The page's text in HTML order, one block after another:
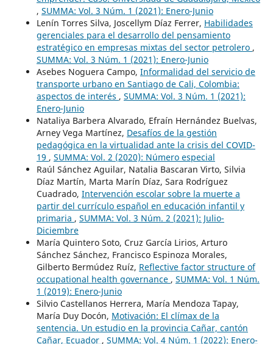
, SUMMA: Vol. 3 Núm. 1 (2021): Enero-Junio
Lenín Torres Silva, Joscellym Díaz Ferrer, Habilidades
gerenciales para el desarrollo del pensamiento
estratégico en empresas mixtas del sector petrolero ,
SUMMA: Vol. 3 Núm. 1 (2021): Enero-Junio
Asebes Noguera Campo, Informalidad del servicio de
transporte urbano en Santiago de Cali, Colombia:
aspectos de interés , SUMMA: Vol. 3 Núm. 1 (2021):
Enero-Junio
Nataliya Barbera Alvarado, Efraín Hernández Buelvas,
Arney Vega Martínez, Desafíos de la gestión
pedagógica en la virtualidad ante la crisis del COVID-
19 , SUMMA: Vol. 2 (2020): Número especial
Raúl Sánchez Aguilar, Natalia Bascaran Virto, Silvia
Díaz Martín, Marta Marín Díaz, Sara Rodríguez
Cuadrado, Intervención escolar sobre la muerte a
partir del currículo español en educación infantil y
primaria , SUMMA: Vol. 3 Núm. 2 (2021): Julio-
Diciembre
María Quintero Soto, Cruz García Lirios, Arturo
Sánchez Sánchez, Francisco Espinoza Morales,
Gilberto Bermúdez Ruíz, Reflective factor structure of
occupational health governance , SUMMA: Vol. 1 Núm.
1 (2019): Enero-Junio
Silvio Castellanos Herrera, María Mendoza Tapay,
María Duy Docón, Motivación: El clímax de la
sentencia. Un estudio en la provincia Cañar, cantón
Cañar, Ecuador , SUMMA: Vol. 4 Núm. 1 (2022): Enero-